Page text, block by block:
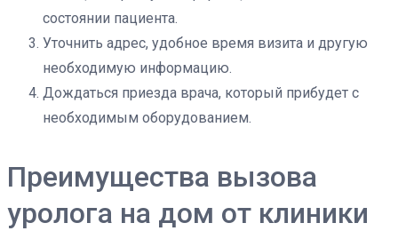
состоянии пациента.
Уточнить адрес, удобное время визита и другую
необходимую информацию.
Дождаться приезда врача, который прибудет с
необходимым оборудованием.
Преимущества вызова
уролога на дом от клиники